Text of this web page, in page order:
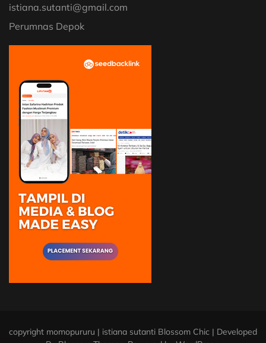
istiana.sutanti@gmail.com
Perumnas Depok
copyright momopururu | istiana sutanti Blossom Chic | Developed